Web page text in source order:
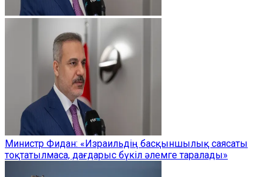
Министр Фидан: «Израильдің басқыншылық саясаты
тоқтатылмаса, дағдарыс бүкіл әлемге таралады»